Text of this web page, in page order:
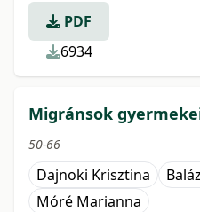
PDF
6934
Migránsok
50-66
Dajnoki Krisztina
Móré Marianna